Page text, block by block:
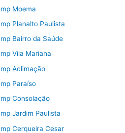
Moema
Planalto Paulista
Bairro da Saúde
Vila Mariana
Aclimação
Paraíso
Consolação
Jardim Paulista
Cerqueira Cesar